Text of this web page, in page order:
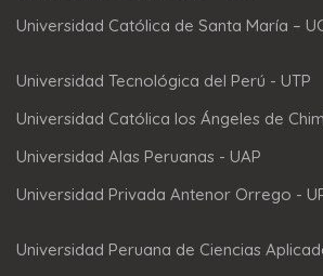
Universidad Católica de Santa María –
Universidad Tecnológica del Perú - UTP
Universidad Católica los Ángeles de
Universidad Alas Peruanas - UAP
Universidad Privada Antenor Orrego -
Universidad Peruana de Ciencias